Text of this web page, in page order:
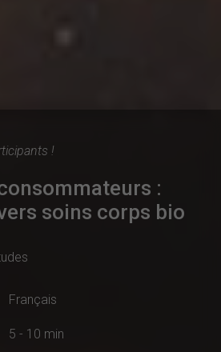
!
:
soins corps bio
Français
5 - 10 min